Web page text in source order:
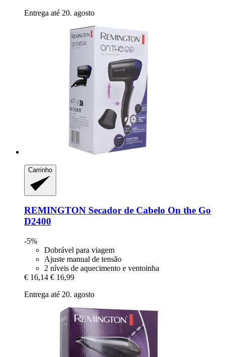
Entrega até 20. agosto
Carrinho
REMINGTON Secador de Cabelo On the Go
D2400
-5%
Dobrável para viagem
Ajuste manual de tensão
2 níveis de aquecimento e ventoinha
€ 16,14 € 16,99
Entrega até 20. agosto